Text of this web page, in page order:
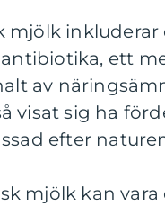
mjölk
ett
av
visat sig ha
efter
mjölk kan